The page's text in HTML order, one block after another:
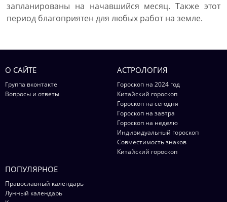
запланированы на начавшийся месяц. Также этот
период благоприятен для любых работ на земле.
О САЙТЕ
Группа вконтакте
Вопросы и ответы
АСТРОЛОГИЯ
Гороскоп на 2024 год
Китайский гороскоп
Гороскоп на сегодня
Гороскоп на завтра
Гороскоп на неделю
Индивидуальный гороскоп
Совместимость знаков
Китайский гороскоп
ПОПУЛЯРНОЕ
Православный календарь
Лунный календарь